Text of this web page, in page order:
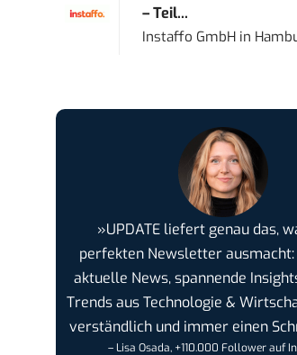
– Teil...
Instaffo GmbH in
»UPDATE liefert genau das,
perfekten Newsletter ausmacht:
aktuelle News, spannende
Trends aus Technologie &
verständlich und immer einen
– Lisa Osada, +110.000 Follower auf